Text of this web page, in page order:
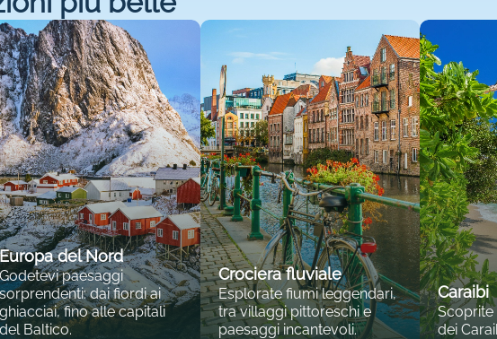
Europa del Nord
Godetevi paesaggi
sorprendenti: dai fiordi ai
ghiacciai, fino alle capitali
del Baltico.
Crociera fluviale
Esplorate fiumi leggendari,
tra villaggi pittoreschi e
paesaggi incantevoli.
Caraibi
Scoprite
dei